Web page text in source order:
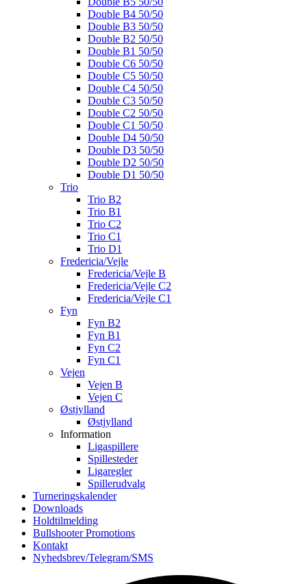
Double B4 50/50
Double B3 50/50
Double B2 50/50
Double B1 50/50
Double C6 50/50
Double C5 50/50
Double C4 50/50
Double C3 50/50
Double C2 50/50
Double C1 50/50
Double D4 50/50
Double D3 50/50
Double D2 50/50
Double D1 50/50
Trio
Trio B2
Trio B1
Trio C2
Trio C1
Trio D1
Fredericia/Vejle
Fredericia/Vejle B
Fredericia/Vejle C2
Fredericia/Vejle C1
Fyn
Fyn B2
Fyn B1
Fyn C2
Fyn C1
Vejen
Vejen B
Vejen C
Østjylland
Østjylland
Information
Ligaspillere
Spillesteder
Ligaregler
Spillerudvalg
Turneringskalender
Downloads
Holdtilmelding
Bullshooter Promotions
Kontakt
Nyhedsbrev/Telegram/SMS